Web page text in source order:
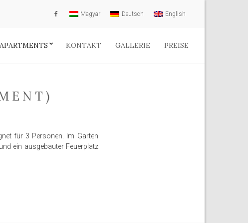
Magyar Deutsch English
APARTMENTS KONTAKT GALLERIE PREISE
für 3 Personen. Im Garten
ein ausgebauter Feuerplatz